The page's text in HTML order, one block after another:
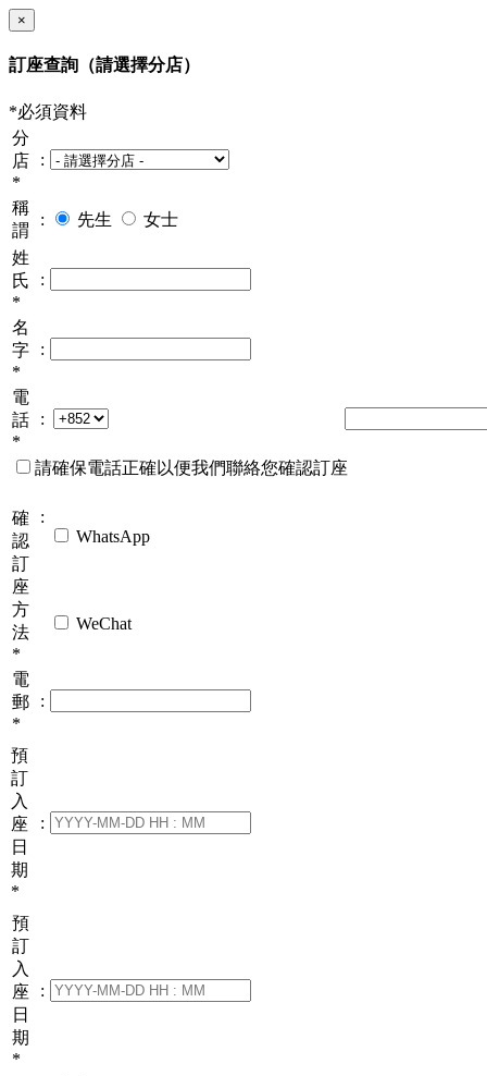
×
訂座查詢 （請選擇分店）
*必須資料
分
店
*
:
稱
謂
: 先生 女士
姓
氏
*
:
名
字
*
:
電
話
*
:
請確保電話正確以便我們聯絡您確認訂座
確
認
訂
座
方
法
*
:
WhatsApp
WeChat
電
郵
*
:
預
訂
入
座
日
期
*
:
預
訂
入
座
日
期
*
: